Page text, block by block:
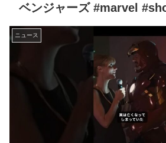
ベンジャーズ #marvel
ニュース